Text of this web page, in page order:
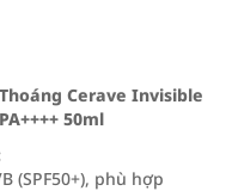
Cerave Invisible
50ml
(SPF50+), phù hợp